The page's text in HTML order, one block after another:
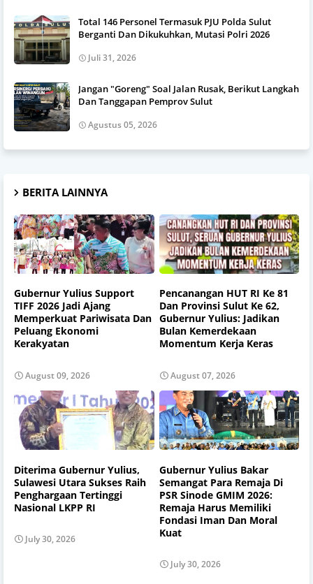
Total 146 Personel Termasuk PJU Polda Sulut
Berganti Dan Dikukuhkan, Mutasi Polri 2026
Juli 31, 2026
Jangan "Goreng" Soal Jalan Rusak, Berikut Langkah
Dan Tanggapan Pemprov Sulut
Agustus 05, 2026
BERITA LAINNYA
Gubernur Yulius Support
TIFF 2026 Jadi Ajang
Memperkuat Pariwisata Dan
Peluang Ekonomi
Kerakyatan
August 09, 2026
Pencanangan HUT RI Ke 81
Dan Provinsi Sulut Ke 62,
Gubernur Yulius: Jadikan
Bulan Kemerdekaan
Momentum Kerja Keras
August 07, 2026
Diterima Gubernur Yulius,
Sulawesi Utara Sukses Raih
Penghargaan Tertinggi
Nasional LKPP RI
July 30, 2026
Gubernur Yulius Bakar
Semangat Para Remaja Di
PSR Sinode GMIM 2026:
Remaja Harus Memiliki
Fondasi Iman Dan Moral
Kuat
July 30, 2026